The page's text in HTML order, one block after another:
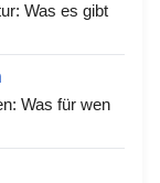
Was es gibt
Was für wen